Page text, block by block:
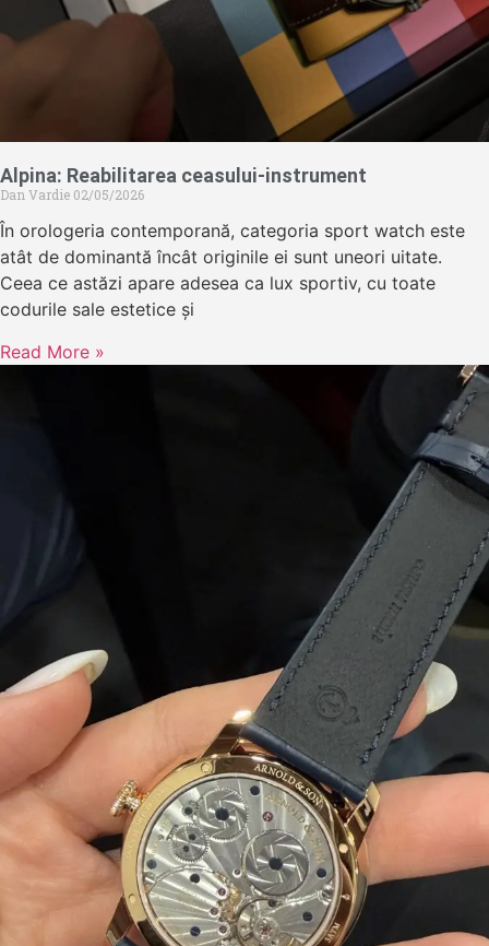
Alpina: Reabilitarea ceasului-instrument
Dan Vardie 02/05/2026
În orologeria contemporană, categoria sport watch este
atât de dominantă încât originile ei sunt uneori uitate.
Ceea ce astăzi apare adesea ca lux sportiv, cu toate
codurile sale estetice și
Read More »